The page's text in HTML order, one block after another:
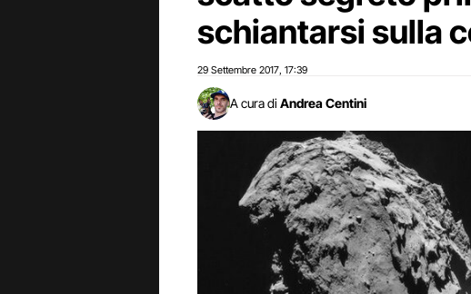
schiantarsi sulla
29 Settembre 2017 17:39
A cura di Andrea Centini